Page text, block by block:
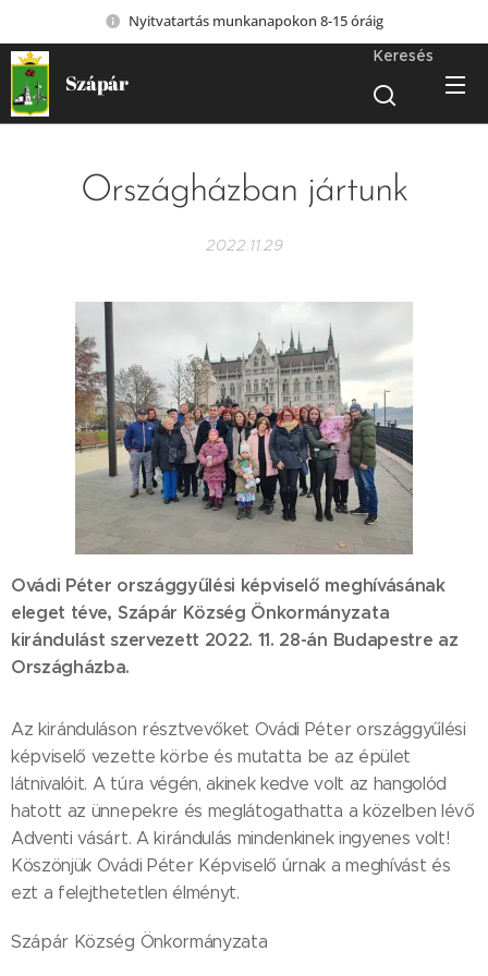
Nyitvatartás munkanapokon 8-15 óráig
Szápár
Keresés
Országházban jártunk
2022.11.29
Ovádi Péter országgyűlési képviselő meghívásának
eleget téve, Szápár Község Önkormányzata
kirándulást szervezett 2022. 11. 28-án Budapestre az
Országházba.
Az kiránduláson résztvevőket Ovádi Péter országgyűlési
képviselő vezette körbe és mutatta be az épület
látnivalóit. A túra végén, akinek kedve volt az hangolód
hatott az ünnepekre és meglátogathatta a közelben lévő
Adventi vásárt. A kirándulás mindenkinek ingyenes volt!
Köszönjük Ovádi Péter Képviselő úrnak a meghívást és
ezt a felejthetetlen élményt.
Szápár Község Önkormányzata